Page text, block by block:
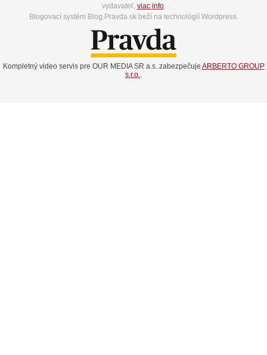
vydavateľ, viac info.
Blogovací systém Blog.Pravda.sk beží na technológií Wordpress.
Kompletný video servis pre OUR MEDIA SR a.s. zabezpečuje ARBERTO GROUP
s.r.o..